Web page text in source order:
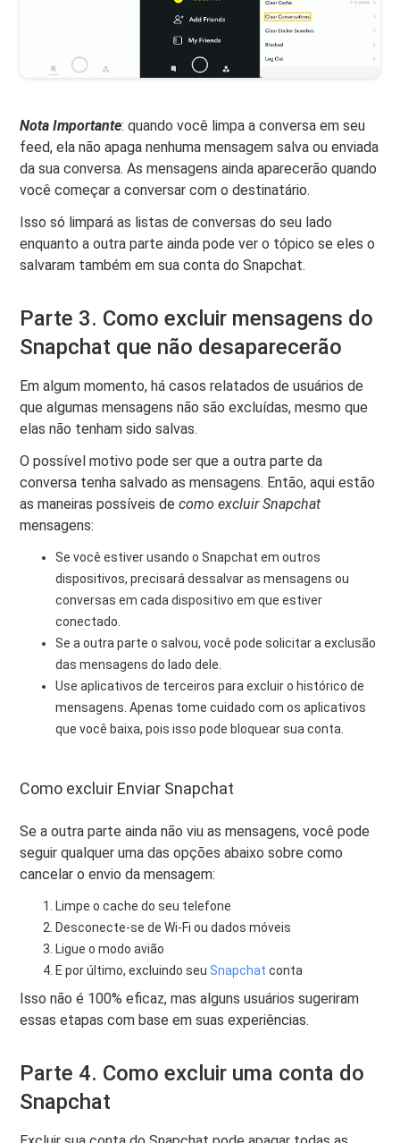
Nota Importante: quando você limpa a conversa em seu
feed, ela não apaga nenhuma mensagem salva ou enviada
da sua conversa. As mensagens ainda aparecerão quando
você começar a conversar com o destinatário.
Isso só limpará as listas de conversas do seu lado
enquanto a outra parte ainda pode ver o tópico se eles o
salvaram também em sua conta do Snapchat.
Parte 3. Como excluir mensagens do
Snapchat que não desaparecerão
Em algum momento, há casos relatados de usuários de
que algumas mensagens não são excluídas, mesmo que
elas não tenham sido salvas.
O possível motivo pode ser que a outra parte da
conversa tenha salvado as mensagens. Então, aqui estão
as maneiras possíveis decomo excluir Snapchat
mensagens:
Se você estiver usando o Snapchat em outros
dispositivos, precisará dessalvar as mensagens ou
conversas em cada dispositivo em que estiver
conectado.
Se a outra parte o salvou, você pode solicitar a exclusão
das mensagens do lado dele.
Use aplicativos de terceiros para excluir o histórico de
mensagens. Apenas tome cuidado com os aplicativos
que você baixa, pois isso pode bloquear sua conta.
Como excluir Enviar Snapchat
Se a outra parte ainda não viu as mensagens, você pode
seguir qualquer uma das opções abaixo sobre como
cancelar o envio da mensagem:
Limpe o cache do seu telefone
Desconecte-se de Wi-Fi ou dados móveis
Ligue o modo avião
E por último, excluindo seuSnapchat conta
Isso não é 100% eficaz, mas alguns usuários sugeriram
essas etapas com base em suas experiências.
Parte 4. Como excluir uma conta do
Snapchat